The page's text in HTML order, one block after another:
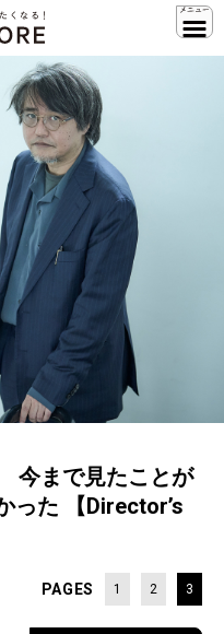
今まで見たことが
った 【Director’s
PAGES 1 2 3